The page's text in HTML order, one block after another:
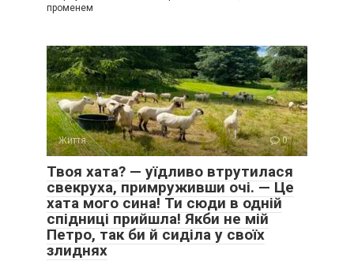
променем
Життя 0
Твоя хата? — уїдливо втрутилася
свекруха, примруживши очі. — Це
хата мого сина! Ти сюди в одній
спідниці прийшла! Якби не мій
Петро, так би й сиділа у своїх
злиднях